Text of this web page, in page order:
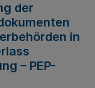
der
in
– PEP-